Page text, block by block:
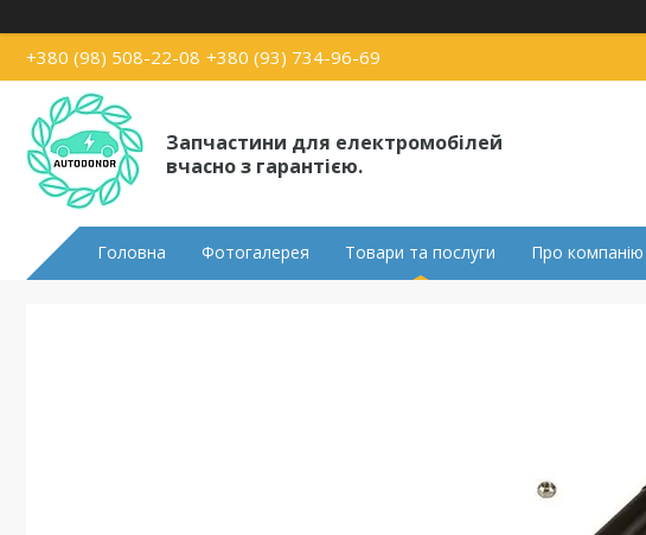
+380 (98) 508-22-08 +380 (93) 734-96-69
Запчастини для електромобілей
вчасно з гарантією.
Головна Фотогалерея Товари та послуги Про компанію